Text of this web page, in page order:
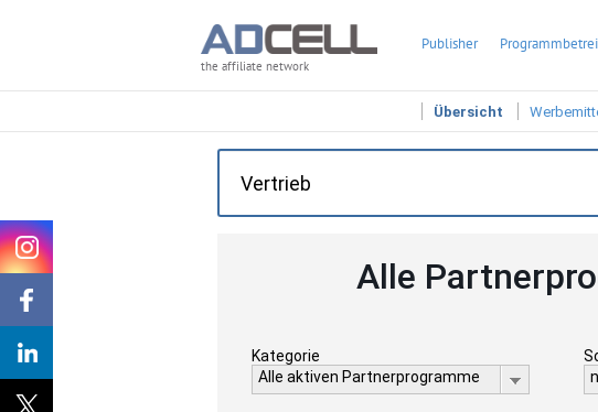
the affiliate network
Publisher
Übersicht
Alle
Kategorie
Alle aktiven Partnerprogramme